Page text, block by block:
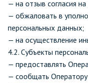
— на отзыв согласия
— обжаловать в
персональных данных;
— на осуществление
4.2. Субъекты
— предоставлять
— сообщать Оператору